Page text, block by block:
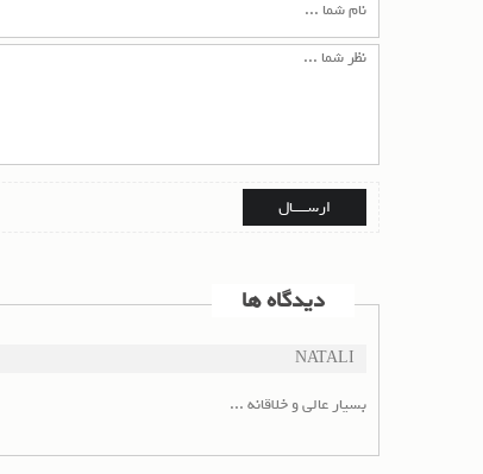
دیدگاه ها
NATALI
بسیار عالی و خلاقانه ...